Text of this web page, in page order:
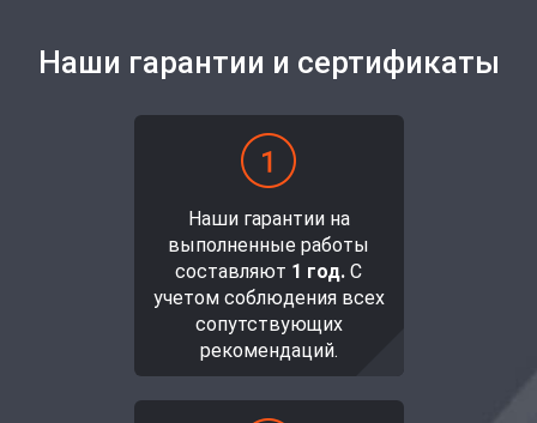
Наши гарантии и сертификаты
Наши гарантии на
выполненные работы
составляют 1 год. С
учетом соблюдения всех
сопутствующих
рекомендаций.